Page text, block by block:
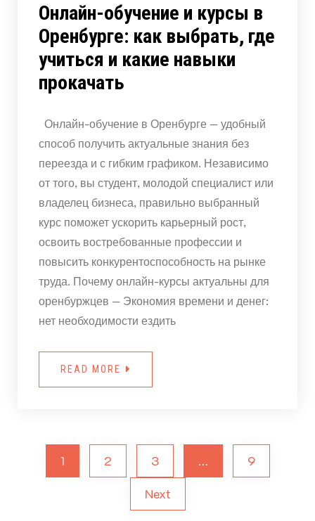
Онлайн-обучение и курсы в
Оренбурге: как выбрать, где
учиться и какие навыки
прокачать
Онлайн-обучение в Оренбурге — удобный
способ получить актуальные знания без
переезда и с гибким графиком. Независимо
от того, вы студент, молодой специалист или
владелец бизнеса, правильно выбранный
курс поможет ускорить карьерный рост,
освоить востребованные профессии и
повысить конкурентоспособность на рынке
труда. Почему онлайн-курсы актуальны для
оренбуржцев — Экономия времени и денег:
нет необходимости ездить
READ MORE
1 2 3 …
9
Next